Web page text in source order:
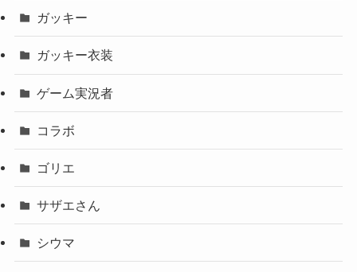
ガッキー
ガッキー衣装
ゲーム実況者
コラボ
ゴリエ
サザエさん
シウマ